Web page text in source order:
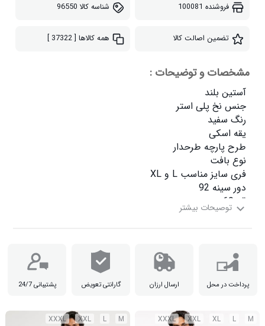
فروشنده 100081 شناسه کالا 96550
تضمین اصالت کالا همه کالاها [ 37322 ]
مشخصات و توضیحات :
طول آستین 60
پرداخت در محل ارسال ارزان گارانتی تعویض پشتیبانی 24/7
M
L
XXL
XXXL M
L
XL
XXL
XXXL